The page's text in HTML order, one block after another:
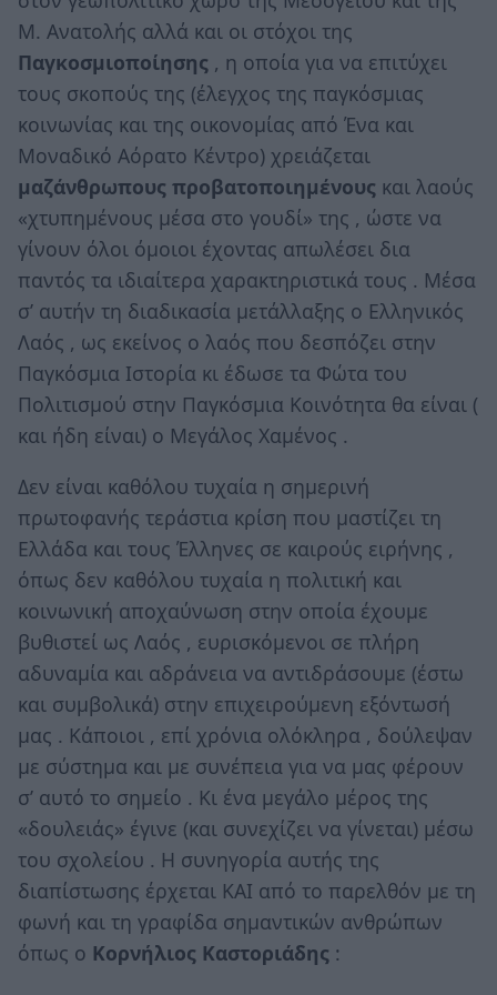
Μ. Ανατολής αλλά και οι στόχοι της
Παγκοσμιοποίησης , η οποία για να επιτύχει
τους σκοπούς της (έλεγχος της παγκόσμιας
κοινωνίας και της οικονομίας από Ένα και
Μοναδικό Αόρατο Κέντρο) χρειάζεται
μαζάνθρωπους προβατοποιημένους και λαούς
«χτυπημένους μέσα στο γουδί» της , ώστε να
γίνουν όλοι όμοιοι έχοντας απωλέσει δια
παντός τα ιδιαίτερα χαρακτηριστικά τους . Μέσα
σ’ αυτήν τη διαδικασία μετάλλαξης ο Ελληνικός
Λαός , ως εκείνος ο λαός που δεσπόζει στην
Παγκόσμια Ιστορία κι έδωσε τα Φώτα του
Πολιτισμού στην Παγκόσμια Κοινότητα θα είναι (
και ήδη είναι) ο Μεγάλος Χαμένος .
Δεν είναι καθόλου τυχαία η σημερινή
πρωτοφανής τεράστια κρίση που μαστίζει τη
Ελλάδα και τους Έλληνες σε καιρούς ειρήνης ,
όπως δεν καθόλου τυχαία η πολιτική και
κοινωνική αποχαύνωση στην οποία έχουμε
βυθιστεί ως Λαός , ευρισκόμενοι σε πλήρη
αδυναμία και αδράνεια να αντιδράσουμε (έστω
και συμβολικά) στην επιχειρούμενη εξόντωσή
μας . Κάποιοι , επί χρόνια ολόκληρα , δούλεψαν
με σύστημα και με συνέπεια για να μας φέρουν
σ’ αυτό το σημείο . Κι ένα μεγάλο μέρος της
«δουλειάς» έγινε (και συνεχίζει να γίνεται) μέσω
του σχολείου . Η συνηγορία αυτής της
διαπίστωσης έρχεται ΚΑΙ από το παρελθόν με τη
φωνή και τη γραφίδα σημαντικών ανθρώπων
όπως ο Κορνήλιος Καστοριάδης :